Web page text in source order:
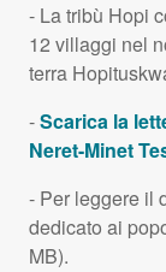
- La tribù Hopi
12 villaggi nel
terra
-Scarica la
Neret-Minet
- Per leggere il
dedicato ai
MB).